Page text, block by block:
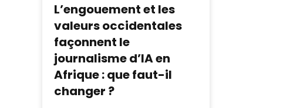
L’engouement et les
valeurs occidentales
façonnent le
journalisme d’IA en
Afrique : que faut-il
changer ?